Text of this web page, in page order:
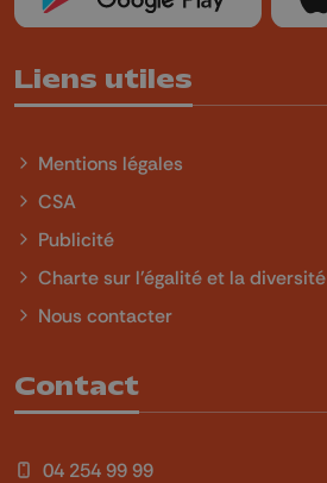
Liens utiles
Mentions légales
CSA
Publicité
Charte sur l'égalité et la diversité
Nous contacter
Contact
04 254 99 99